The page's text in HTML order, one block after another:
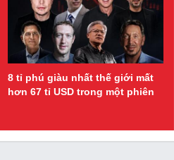
8 tỉ phú giàu nhất thế giới mất
hơn 67 tỉ USD trong một phiên